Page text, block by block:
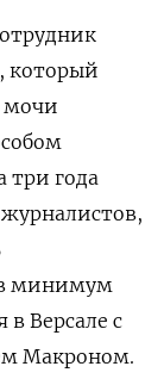
который
мочи
три года
минимум
в Версале с
Макроном.